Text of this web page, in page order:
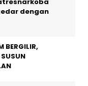
dengan
BERGILIR,